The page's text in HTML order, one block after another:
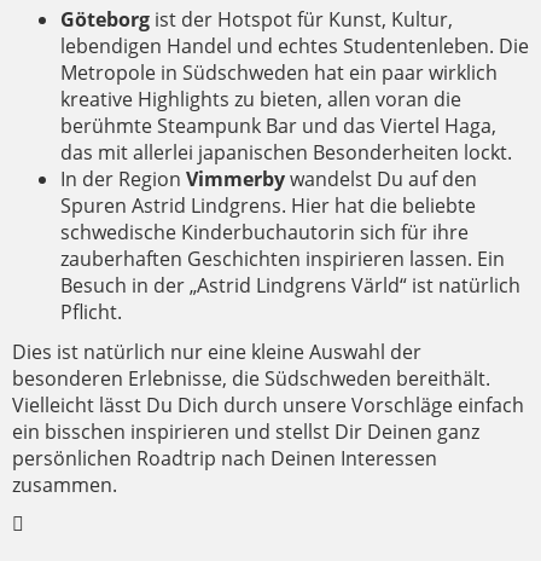
Göteborg ist der Hotspot für Kunst, Kultur,
lebendigen Handel und echtes Studentenleben. Die
Metropole in Südschweden hat ein paar wirklich
kreative Highlights zu bieten, allen voran die
berühmte Steampunk Bar und das Viertel Haga,
das mit allerlei japanischen Besonderheiten lockt.
In der Region Vimmerbywandelst Du auf den
Spuren Astrid Lindgrens. Hier hat die beliebte
schwedische Kinderbuchautorin sich für ihre
zauberhaften Geschichten inspirieren lassen. Ein
Besuch in der „Astrid Lindgrens Värld“ ist natürlich
Pflicht.
Dies ist natürlich nur eine kleine Auswahl der
besonderen Erlebnisse, die Südschweden bereithält.
Vielleicht lässt Du Dich durch unsere Vorschläge einfach
ein bisschen inspirieren und stellst Dir Deinen ganz
persönlichen Roadtrip nach Deinen Interessen
zusammen.